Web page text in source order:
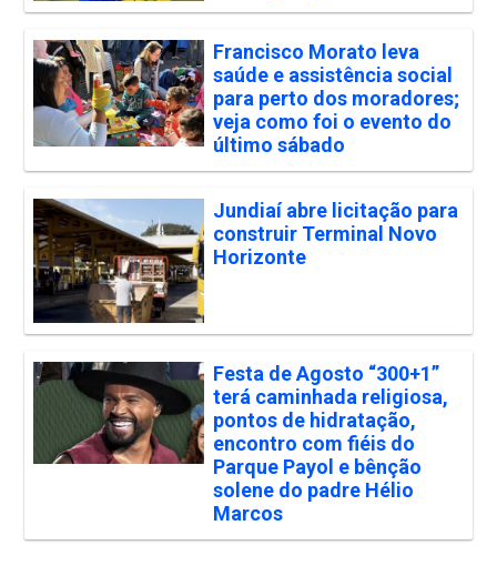
Francisco Morato leva
saúde e assistência social
para perto dos moradores;
veja como foi o evento do
último sábado
Jundiaí abre licitação para
construir Terminal Novo
Horizonte
Festa de Agosto “300+1”
terá caminhada religiosa,
pontos de hidratação,
encontro com fiéis do
Parque Payol e bênção
solene do padre Hélio
Marcos